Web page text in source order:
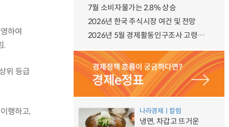
하여
.
위 등급
행하고,
7월 소비자물가는 2.8% 상승
2026년 한국 주식시장 여건 및 전망
2026년 5월 경제활동인구조사 고령층 부가조사 결과
나라경제ㅣ칼럼
냉면, 차갑고 뜨거운